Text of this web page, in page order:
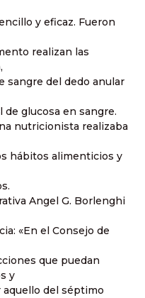
y eficaz. Fueron
realizan las
sangre del dedo anular
glucosa en sangre.
nutricionista realizaba
hábitos alimenticios y
Angel G. Borlenghi
«En el Consejo de
que puedan
y
aquello del séptimo